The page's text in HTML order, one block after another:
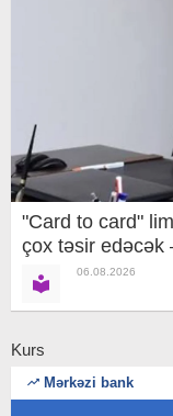
"Card to card"
çox təsir edəcək
06.08.2026
Kurs
Mərkəzi bank